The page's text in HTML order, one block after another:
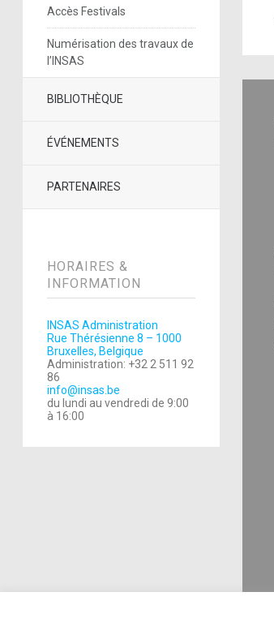
Accès Festivals
Numérisation des travaux de
l’INSAS
BIBLIOTHÈQUE
ÉVÉNEMENTS
PARTENAIRES
HORAIRES &
INFORMATION
INSAS Administration
Rue Thérésienne 8 – 1000
Bruxelles, Belgique
Administration: +32 2 511 92
86
info@insas.be
du lundi au vendredi de 9:00
à 16:00